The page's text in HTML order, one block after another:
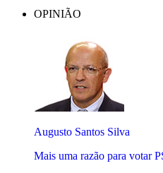
OPINIÃO
Augusto Santos Silva
Mais uma razão para votar